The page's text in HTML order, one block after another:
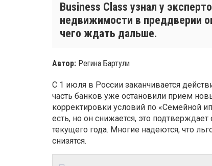
Business Class узнал у
недвижимости в преддверии
чего ждать дальше.
Автор: Регина Бартули
С 1 июля в России заканчивается
часть банков уже остановили прием
корректировки условий по «Семейной
есть, но он снижается, это
текущего года. Многие надеются, что
снизятся.